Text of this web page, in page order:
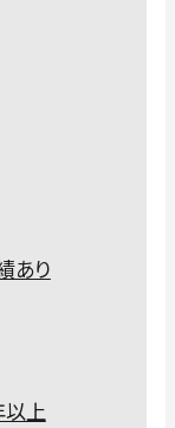
あり
以上